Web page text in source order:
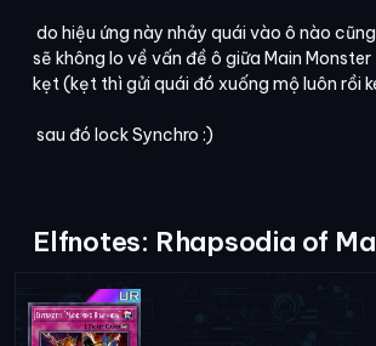
do hiệu ứng này nhảy quái vào ô nào
sẽ không lo về vấn đề ô giữa Main
kẹt (kẹt thì gửi quái đó xuống mộ luôn rồi
sau đó lock Synchro :)
Elfnotes: Rhapsodia of